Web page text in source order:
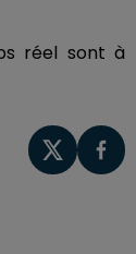
réel sont à